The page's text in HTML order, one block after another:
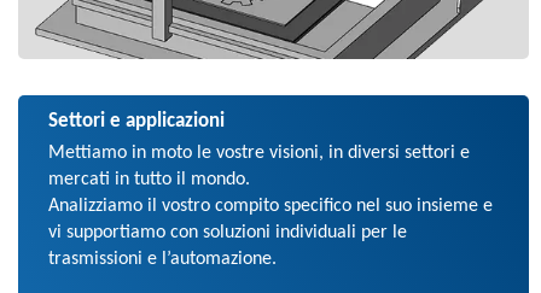
Settori e applicazioni
Mettiamo in moto le vostre visioni, in diversi settori e
mercati in tutto il mondo.
Analizziamo il vostro compito specifico nel suo insieme e
vi supportiamo con soluzioni individuali per le
trasmissioni e l’automazione.